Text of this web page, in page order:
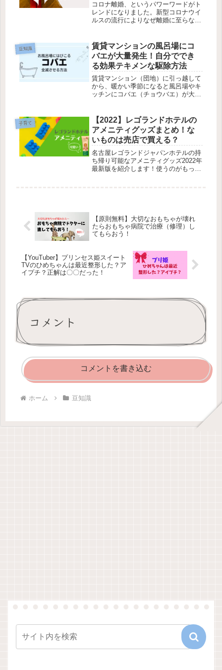
コロナ離婚、というパワーワードがト
レンドになりました。新型コロナウイ
ルスの流行によりなぜ離婚に至らない
真相や理由を探ってみました。
豆知識
賃貸マンションの風呂場にコ
バエが大量発生！自分ででき
る効果テキメンな駆除方法
賃貸マンション（団地）に引っ越して
から、暖かい季節になると風呂場やキ
ッチンにコバエ（チョウバエ）が大量
た！効果てきめんだったのは熱湯シャ
ワー・業務用殺虫剤ですが、なんとい
っても掃除が一番大切だと身に染みま
した。ダスキンなどのプロの清掃業者
にお願いするのもおすすめ！
子育て
【2022】レゴランドホテルの
アメニティグッズまとめ！な
いものは売店で買える？
名古屋レゴランドジャパンホテルの持
ち帰り可能なアメニティグッズ2022年
最新版を紹介します！使うのがもった
【原則無料】大切なおもちゃが壊れ
たらおもちゃ病院で治療（修理）し
てもらおう！
【YouTuber】プリンセス姫スイート
TVのひめちゃんは最近整形した？ア
イプチ？正解は〇〇だった！
コメント
コメントを書き込む
ホーム 豆知識